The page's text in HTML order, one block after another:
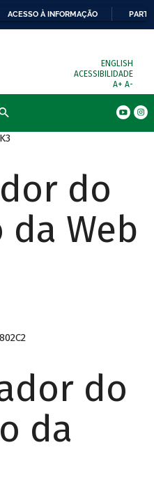
ACESSO À INFORMAÇÃO
ENGLISH
ACESSIBILIDADE
A+ A-
do
da Web
do
da